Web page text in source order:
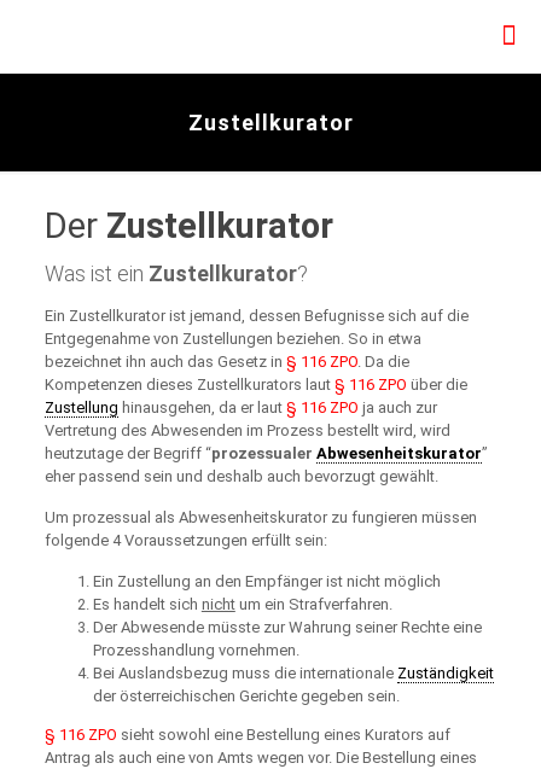
Zustellkurator
Der Zustellkurator
Was ist ein Zustellkurator?
Ein Zustellkurator ist jemand, dessen Befugnisse sich auf die
Entgegenahme von Zustellungen beziehen. So in etwa
bezeichnet ihn auch das Gesetz in § 116 ZPO. Da die
Kompetenzen dieses Zustellkurators laut § 116 ZPO über die
Zustellung hinausgehen, da er laut § 116 ZPO ja auch zur
Vertretung des Abwesenden im Prozess bestellt wird, wird
heutzutage der Begriff “prozessualer Abwesenheitskurator”
eher passend sein und deshalb auch bevorzugt gewählt.
Um prozessual als Abwesenheitskurator zu fungieren müssen
folgende 4 Voraussetzungen erfüllt sein:
Ein Zustellung an den Empfänger ist nicht möglich
Es handelt sich nichtum ein Strafverfahren.
Der Abwesende müsste zur Wahrung seiner Rechte eine
Prozesshandlung vornehmen.
Bei Auslandsbezug muss die internationale Zuständigkeit
der österreichischen Gerichte gegeben sein.
§ 116 ZPO sieht sowohl eine Bestellung eines Kurators auf
Antrag als auch eine von Amts wegen vor. Die Bestellung eines